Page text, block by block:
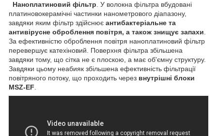
Наноплатиновий фільтр. У волокна фільтра вбудовані
платиновокерамічні частинки нанометрового діапазону,
завдяки яким фільтр здійснює антибактеріальне та
антивірусне оброблення повітря, а також знищує запахи.
За ефективністю оброблення повітря наноплатиновий фільтр
перевершує катехіновий. Поверхня фільтра збільшена
завдяки тому, що сітка не є плоскою, а має об'ємну структуру.
Завдяки цьому неабияк збільшена ефективність фільтрації
повітряного потоку, що проходить через внутрішні блоки
MSZ-EF.